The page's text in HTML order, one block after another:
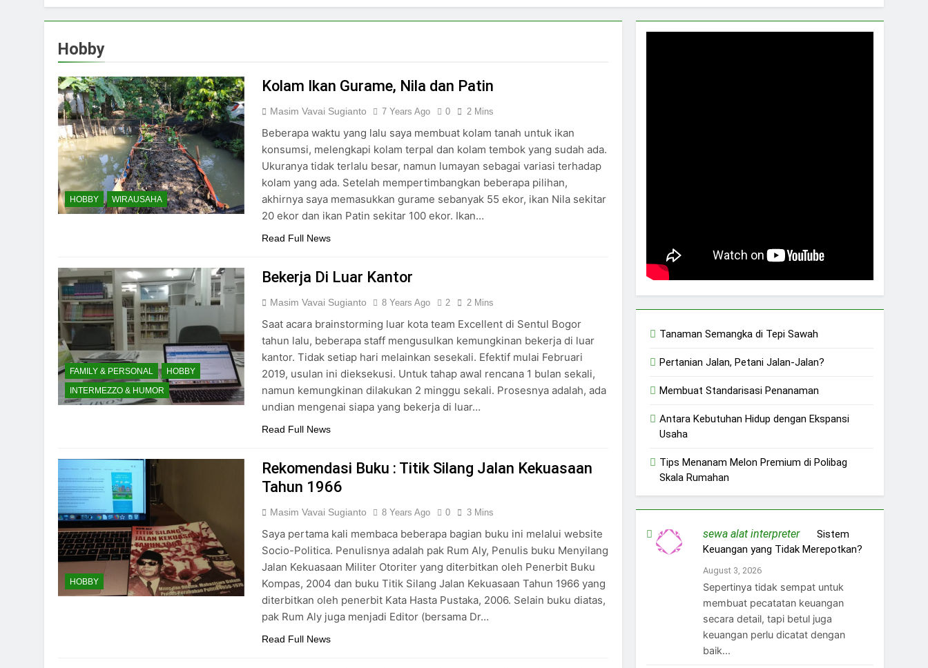
Hobby
HOBBY WIRAUSAHA
Kolam Ikan Gurame, Nila dan Patin
Masim Vavai Sugianto 7 Years Ago 0 2 Mins
Beberapa waktu yang lalu saya membuat kolam tanah untuk ikan
konsumsi, melengkapi kolam terpal dan kolam tembok yang sudah ada.
Ukuranya tidak terlalu besar, namun lumayan sebagai variasi terhadap
kolam yang ada. Setelah mempertimbangkan beberapa pilihan,
akhirnya saya memasukkan gurame sebanyak 55 ekor, ikan Nila sekitar
20 ekor dan ikan Patin sekitar 100 ekor. Ikan…
Read Full News
FAMILY & PERSONAL
HOBBY
INTERMEZZO & HUMOR
Bekerja Di Luar Kantor
Masim Vavai Sugianto 8 Years Ago 2 2 Mins
Saat acara brainstorming luar kota team Excellent di Sentul Bogor
tahun lalu, beberapa staff mengusulkan kemungkinan bekerja di luar
kantor. Tidak setiap hari melainkan sesekali. Efektif mulai Februari
2019, usulan ini dieksekusi. Untuk tahap awal rencana 1 bulan sekali,
namun kemungkinan dilakukan 2 minggu sekali. Prosesnya adalah, ada
undian mengenai siapa yang bekerja di luar…
Read Full News
HOBBY
Rekomendasi Buku : Titik Silang Jalan Kekuasaan
Tahun 1966
Masim Vavai Sugianto 8 Years Ago 0 3 Mins
Saya pertama kali membaca beberapa bagian buku ini melalui website
Socio-Politica. Penulisnya adalah pak Rum Aly, Penulis buku Menyilang
Jalan Kekuasaan Militer Otoriter yang diterbitkan oleh Penerbit Buku
Kompas, 2004 dan buku Titik Silang Jalan Kekuasaan Tahun 1966 yang
diterbitkan oleh penerbit Kata Hasta Pustaka, 2006. Selain buku diatas,
pak Rum Aly juga menjadi Editor (bersama Dr…
Read Full News
Tanaman Semangka di Tepi Sawah
Pertanian Jalan, Petani Jalan-Jalan?
Membuat Standarisasi Penanaman
Antara Kebutuhan Hidup dengan Ekspansi
Usaha
Tips Menanam Melon Premium di Polibag
Skala Rumahan
sewa alat interpreteron Sistem
Keuangan yang Tidak Merepotkan?
August 3, 2026
Sepertinya tidak sempat untuk
membuat pecatatan keuangan
secara detail, tapi betul juga
keuangan perlu dicatat dengan
baik...